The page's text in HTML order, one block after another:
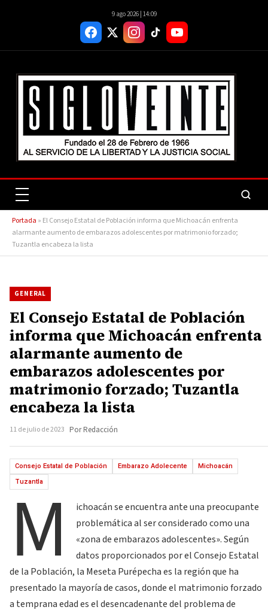
9 ago 2026 | 14:09
Portada » El Consejo Estatal de Población informa que Michoacán enfrenta
alarmante aumento de embarazos adolescentes por matrimonio forzado;
Tuzantla encabeza la lista
GENERAL
El Consejo Estatal de Población
informa que Michoacán enfrenta
alarmante aumento de
embarazos adolescentes por
matrimonio forzado; Tuzantla
encabeza la lista
11 de julio de 2023 Por Redacción
Consejo Estatal de Población Embarazo Adolecente
Michoacán
Tuzantla
M
ichoacán se encuentra ante una preocupante
problemática al ser considerado como una
«zona de embarazos adolescentes». Según
datos proporcionados por el Consejo Estatal
de la Población, la Meseta Purépecha es la región que ha
presentado la mayoría de casos, donde el matrimonio forzado
a temprana edad es el desencadenante del problema de